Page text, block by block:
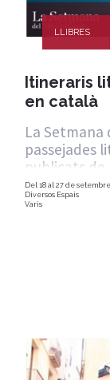
LLIBRES
Itineraris
en català
La Setmana
passejades
publicats de
Del 18 al 27 de setembre
Diversos Espais
Varis